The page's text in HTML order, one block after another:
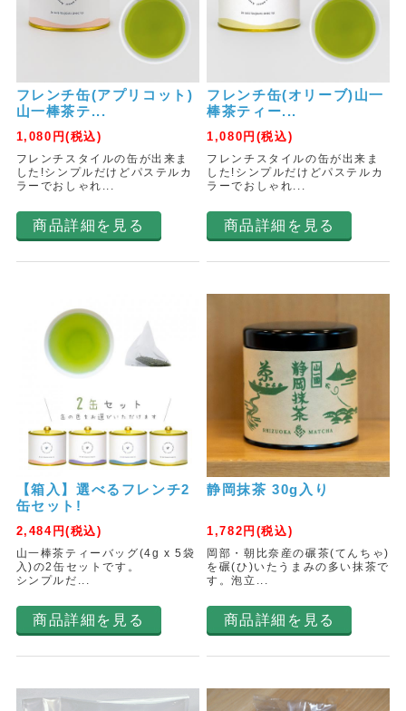
フレンチ缶(アプリコット)
山一棒茶テ...
1,080 円(税込)
フレンチスタイルの缶が出来ま
した!シンプルだけどパステルカ
ラーでおしゃれ...
商品詳細を見る
フレンチ缶(オリーブ)山一
棒茶ティー...
1,080円(税込)
フレンチスタイルの缶が出来ま
した!シンプルだけどパステルカ
ラーでおしゃれ...
商品詳細を見る
【箱入】選べるフレンチ2
缶セット!
2,484円(税込)
山一棒茶ティーバッグ(4g x 5袋
入)の2缶セットです。
シンプルだ...
商品詳細を見る
静岡抹茶 30g入り
1,782円(税込)
岡部・朝比奈産の碾茶(てんちゃ)
を碾(ひ)いたうまみの多い抹茶で
す。泡立...
商品詳細を見る